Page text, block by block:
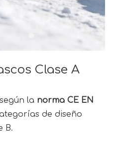
Clase A
la norma CE EN
de diseño
B.